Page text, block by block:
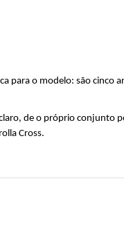
para o modelo: são cinco
de o próprio conjunto
Cross.